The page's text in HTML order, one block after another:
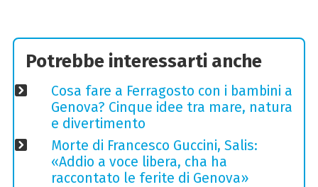
Potrebbe interessarti anche
Cosa fare a Ferragosto con i bambini a
Genova? Cinque idee tra mare, natura
e divertimento
Morte di Francesco Guccini, Salis:
«Addio a voce libera, cha ha
raccontato le ferite di Genova»